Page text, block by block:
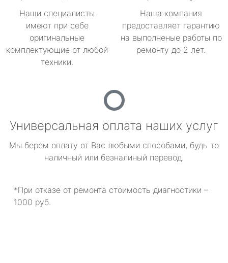
Наши специалисты
имеют при себе
оригинальные
комплектующие от любой
техники.
Наша компания
предоставляет гарантию
на выполненые работы по
ремонту до 2 лет.
Универсальная оплата наших услуг
Мы берем оплату от Вас любыми способами, будь то
наличный или безналиный перевод.
*При отказе от ремонта стоимость диагностики –
1000 руб.